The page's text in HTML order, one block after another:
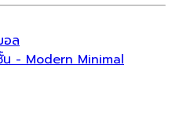
อล
น - Modern Minimal